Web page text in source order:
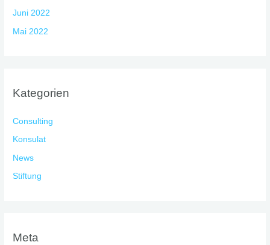
Juni 2022
Mai 2022
Kategorien
Consulting
Konsulat
News
Stiftung
Meta